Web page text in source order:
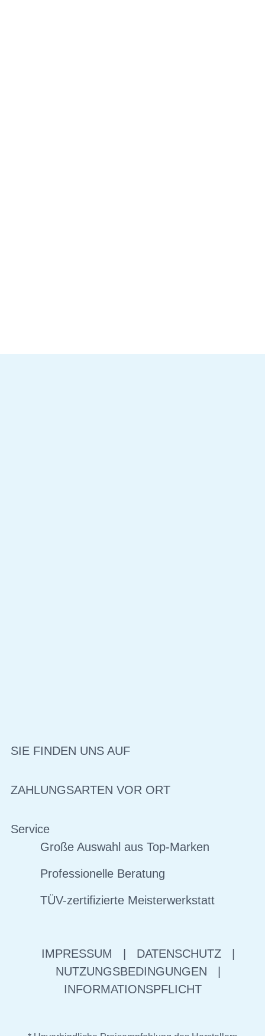
SIE FINDEN UNS AUF
ZAHLUNGSARTEN VOR ORT
Service
Große Auswahl aus Top-Marken
Professionelle Beratung
TÜV-zertifizierte Meisterwerkstatt
IMPRESSUM DATENSCHUTZ
NUTZUNGSBEDINGUNGEN
INFORMATIONSPFLICHT